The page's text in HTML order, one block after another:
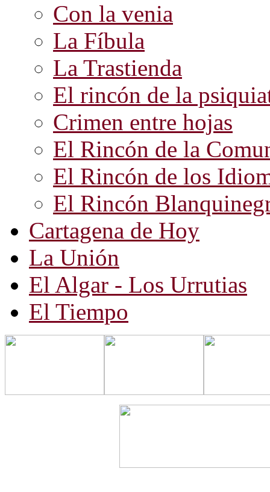
Con la venia
La Fíbula
La Trastienda
El rincón de la
Crimen entre hojas
El Rincón de la
El Rincón de los
El Rincón
Cartagena de Hoy
La Unión
El Algar - Los Urrutias
El Tiempo